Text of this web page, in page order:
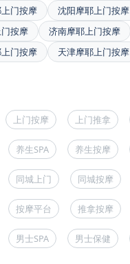
门按摩
沈阳摩耶上门按摩
按摩
济南摩耶上门按摩
门按摩
天津摩耶上门按摩
上门按摩 上门推拿
养生SPA 养生按摩
同城上门 同城按摩
按摩平台 推拿按摩
男士SPA 男士保健